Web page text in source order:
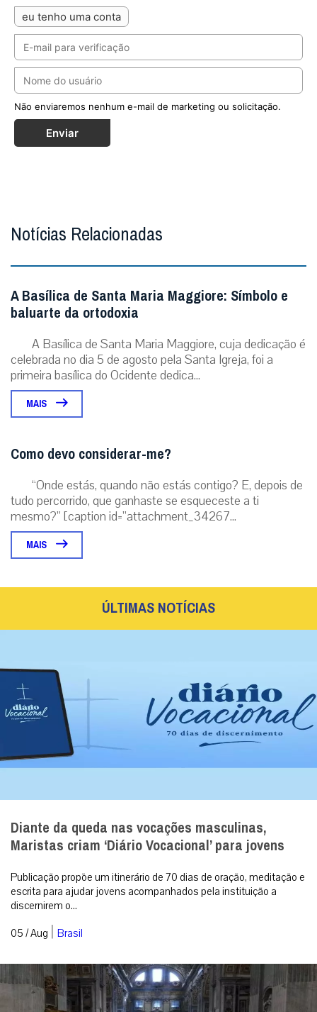
eu tenho uma conta
Não enviaremos nenhum e-mail de marketing ou solicitação.
Enviar
Notícias Relacionadas
A Basílica de Santa Maria Maggiore: Símbolo e
baluarte da ortodoxia
A Basílica de Santa Maria Maggiore, cuja dedicação é
celebrada no dia 5 de agosto pela Santa Igreja, foi a
primeira basílica do Ocidente dedica...
MAIS
Como devo considerar-me?
“Onde estás, quando não estás contigo? E, depois de
tudo percorrido, que ganhaste se esqueceste a ti
mesmo?” [caption id=”attachment_34267...
MAIS
ÚLTIMAS NOTÍCIAS
Diante da queda nas vocações masculinas,
Maristas criam ‘Diário Vocacional’ para jovens
Publicação propõe um itinerário de 70 dias de oração, meditação e
escrita para ajudar jovens acompanhados pela instituição a
discernirem o...
05 / Aug | Brasil